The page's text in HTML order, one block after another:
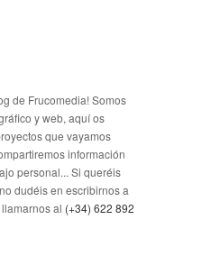
de Frucomedia! Somos
y web, aquí os
que vayamos
información
personal... Si queréis
dudéis en escribirnos a
al (+34) 622 892